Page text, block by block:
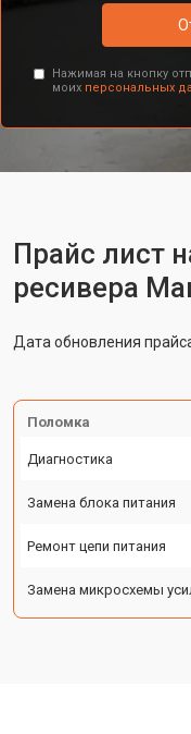
Нажимая на кнопку
моих персональных
Прайс лист
ресивера
Дата обновления
Поломка
Диагностика
Замена блока питания
Ремонт цепи питания
Замена микросхемы